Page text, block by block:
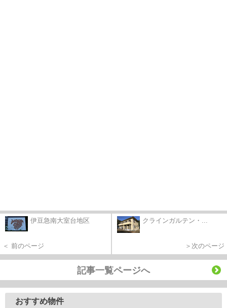
伊豆急南大室台地区
＜ 前のページ
クラインガルテン・...
＞次のページ
記事一覧ページへ
おすすめ物件